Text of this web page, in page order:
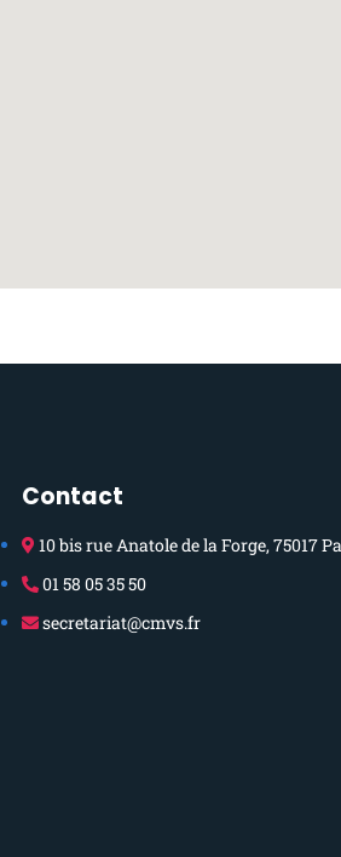
Contact
10 bis rue Anatole de la Forge, 75017
01 58 05 35 50
secretariat@cmvs.fr